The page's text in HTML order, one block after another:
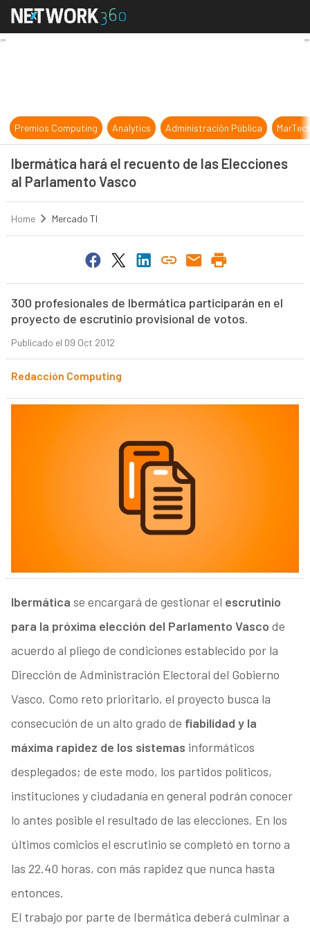
Ibermática hará el recuento de las
Premios Computing Analytics Administración Pública
Ibermática hará el recuento de las Elecciones
al Parlamento Vasco
Home Mercado TI
300 profesionales de Ibermática participarán en el
proyecto de escrutinio provisional de votos.
Publicado el 09 Oct 2012
Redacción Computing
Ibermática se encargará de gestionar el escrutinio
para la próxima elección del Parlamento Vasco de
acuerdo al pliego de condiciones establecido por la
Dirección de Administración Electoral del Gobierno
Vasco. Como reto prioritario, el proyecto busca la
consecución de un alto grado de fiabilidad y la
máxima rapidez de los sistemas informáticos
desplegados; de este modo, los partidos políticos,
instituciones y ciudadanía en general podrán conocer
lo antes posible el resultado de las elecciones. En los
últimos comicios el escrutinio se completó en torno a
las 22.40 horas, con más rapidez que nunca hasta
entonces.
El trabajo por parte de Ibermática deberá culminar a